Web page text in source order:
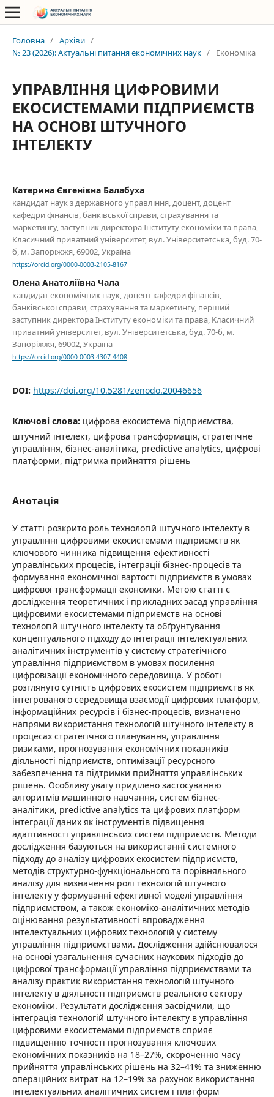
Головна / Архіви /
№ 23 (2026): Актуальні питання економічних наук / Економіка
УПРАВЛІННЯ ЦИФРОВИМИ
ЕКОСИСТЕМАМИ ПІДПРИЄМСТВ
НА ОСНОВІ ШТУЧНОГО
ІНТЕЛЕКТУ
Катерина Євгенівна Балабуха
кандидат наук з державного управління, доцент, доцент
кафедри фінансів, банківської справи, страхування та
маркетингу, заступник директора Інституту економіки та права,
Класичний приватний університет, вул. Університетська, буд. 70-
б, м. Запоріжжя, 69002, Україна
https://orcid.org/0000-0003-2105-8167
Олена Анатоліївна Чала
кандидат економічних наук, доцент кафедри фінансів,
банківської справи, страхування та маркетингу, перший
заступник директора Інституту економіки та права, Класичний
приватний університет, вул. Університетська, буд. 70-б, м.
Запоріжжя, 69002, Україна
https://orcid.org/0000-0003-4307-4408
DOI: https://doi.org/10.5281/zenodo.20046656
Ключові слова: цифрова екосистема підприємства,
штучний інтелект, цифрова трансформація, стратегічне
управління, бізнес-аналітика, predictive analytics, цифрові
платформи, підтримка прийняття рішень
Анотація
У статті розкрито роль технологій штучного інтелекту в
управлінні цифровими екосистемами підприємств як
ключового чинника підвищення ефективності
управлінських процесів, інтеграції бізнес-процесів та
формування економічної вартості підприємств в умовах
цифрової трансформації економіки. Метою статті є
дослідження теоретичних і прикладних засад управління
цифровими екосистемами підприємств на основі
технологій штучного інтелекту та обґрунтування
концептуального підходу до інтеграції інтелектуальних
аналітичних інструментів у систему стратегічного
управління підприємством в умовах посилення
цифровізації економічного середовища. У роботі
розглянуто сутність цифрових екосистем підприємств як
інтегрованого середовища взаємодії цифрових платформ,
інформаційних ресурсів і бізнес-процесів, визначено
напрями використання технологій штучного інтелекту в
процесах стратегічного планування, управління
ризиками, прогнозування економічних показників
діяльності підприємств, оптимізації ресурсного
забезпечення та підтримки прийняття управлінських
рішень. Особливу увагу приділено застосуванню
алгоритмів машинного навчання, систем бізнес-
аналітики, predictive analytics та цифрових платформ
інтеграції даних як інструментів підвищення
адаптивності управлінських систем підприємств. Методи
дослідження базуються на використанні системного
підходу до аналізу цифрових екосистем підприємств,
методів структурно-функціонального та порівняльного
аналізу для визначення ролі технологій штучного
інтелекту у формуванні ефективної моделі управління
підприємством, а також економіко-аналітичних методів
оцінювання результативності впровадження
інтелектуальних цифрових технологій у систему
управління підприємствами. Дослідження здійснювалося
на основі узагальнення сучасних наукових підходів до
цифрової трансформації управління підприємствами та
аналізу практик використання технологій штучного
інтелекту в діяльності підприємств реального сектору
економіки. Результати дослідження засвідчили, що
інтеграція технологій штучного інтелекту в управління
цифровими екосистемами підприємств сприяє
підвищенню точності прогнозування ключових
економічних показників на 18–27%, скороченню часу
прийняття управлінських рішень на 32–41% та зниженню
операційних витрат на 12–19% за рахунок використання
інтелектуальних аналітичних систем і платформ